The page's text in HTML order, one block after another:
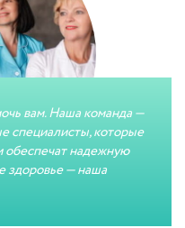
вам. Наша команда —
специалисты, которые
обеспечат надежную
здоровье — наша